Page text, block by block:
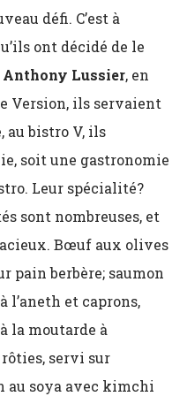
défi. C’est à
ont décidé de le
Anthony Lussier, en
Version, ils servaient
au bistro V, ils
soit une gastronomie
Leur spécialité?
sont nombreuses, et
Bœuf aux olives
pain berbère; saumon
l’aneth et caprons,
la moutarde à
servi sur
au soya avec kimchi